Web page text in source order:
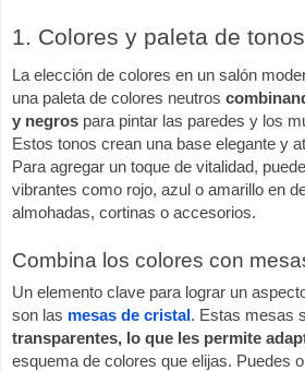
1. Colores y paleta de tonos
La elección de colores en un salón
una paleta de colores neutros
y negros para pintar las paredes y los
Estos tonos crean una base elegante y
Para agregar un toque de vitalidad,
vibrantes como rojo, azul o amarillo en
almohadas, cortinas o accesorios.
Combina los colores con
Un elemento clave para lograr un
son las mesas de cristal. Estas mesas s
transparentes, lo que les permite
esquema de colores que elijas. Puedes